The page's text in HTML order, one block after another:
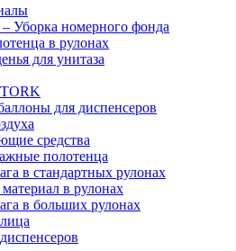
Уборка номерного фонда
в рулонах
для унитаза
для диспенсеров
средства
полотенца
в стандартных рулонах
в рулонах
в больших рулонах